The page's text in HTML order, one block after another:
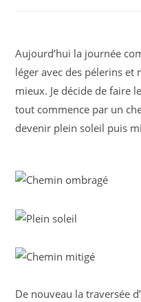
Aujourd’hui la journée
léger avec des pélerins et
mieux. Je décide de faire
tout commence par un
devenir plein soleil puis
De nouveau la traversée